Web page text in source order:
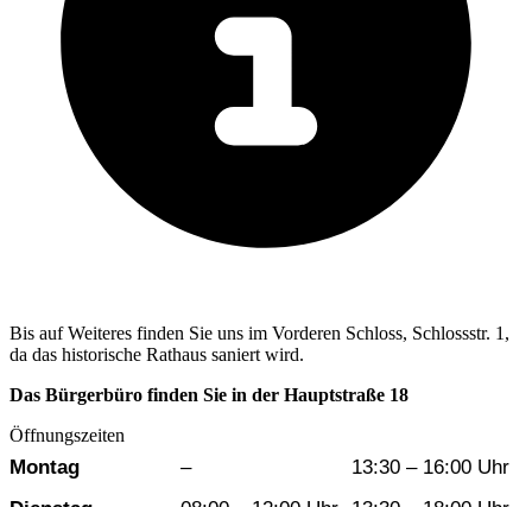
Bis auf Weiteres finden Sie uns im Vorderen Schloss, Schlossstr. 1,
da das historische Rathaus saniert wird.
Das Bürgerbüro finden Sie in der Hauptstraße 18
Öffnungszeiten
Wochentag Vormittag
Montag –
13:30 – 16:00 Uhr